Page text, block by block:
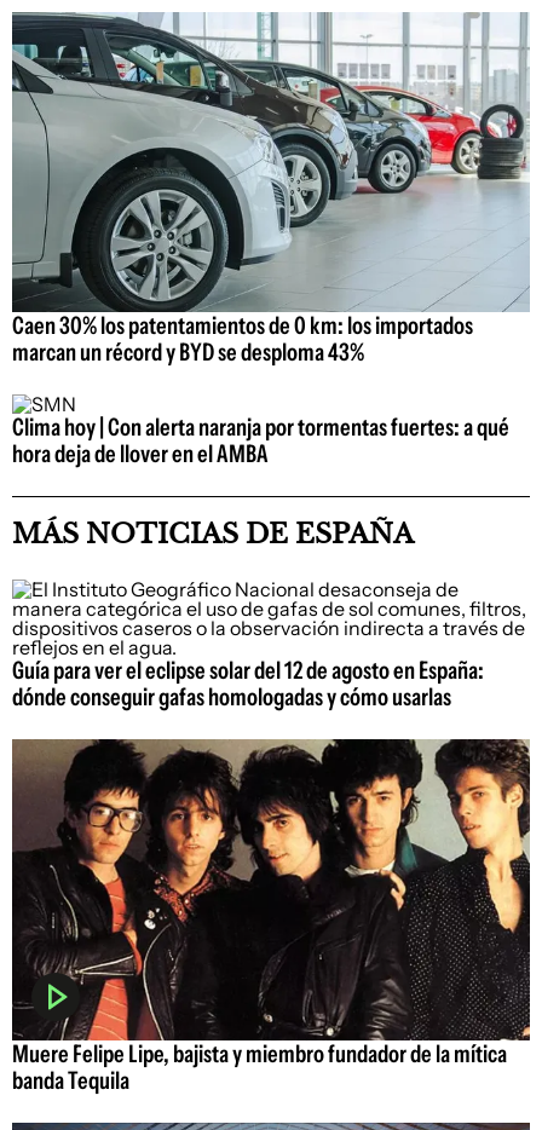
Caen 30% los patentamientos de 0 km: los importados
marcan un récord y BYD se desploma 43%
Clima hoy | Con alerta naranja por tormentas fuertes: a qué
hora deja de llover en el AMBA
MÁS NOTICIAS DE ESPAÑA
Guía para ver el eclipse solar del 12 de agosto en España:
dónde conseguir gafas homologadas y cómo usarlas
Muere Felipe Lipe, bajista y miembro fundador de la mítica
banda Tequila